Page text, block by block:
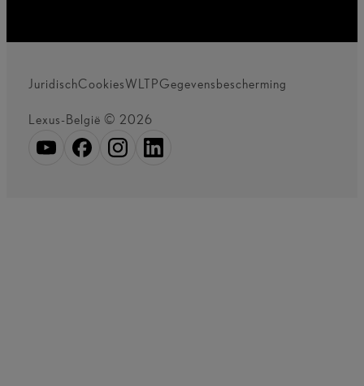
JuridischCookiesWLTPGegevensbescherming
Lexus-België © 2026